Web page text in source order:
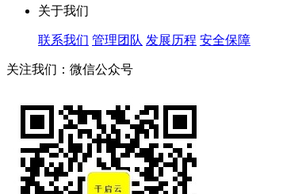
关于我们
联系我们 管理团队 发展历程 安全保障
关注我们：微信公众号